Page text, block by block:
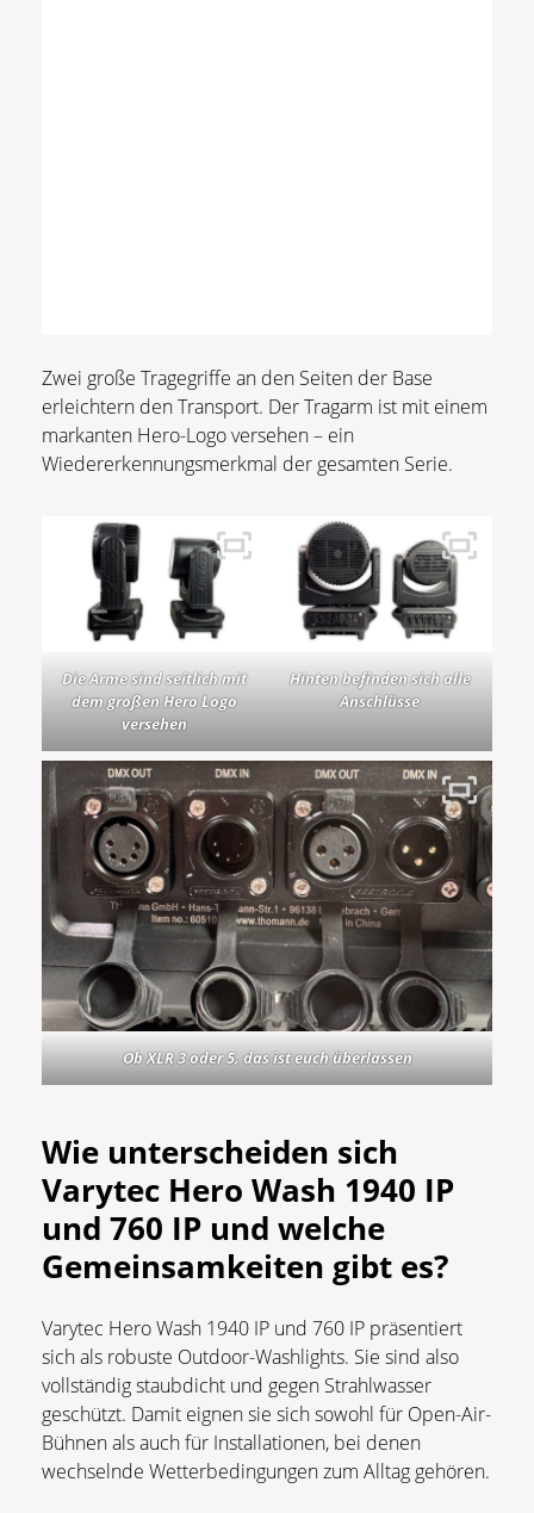
Zwei große Tragegriffe an den Seiten der Base
erleichtern den Transport. Der Tragarm ist mit einem
markanten Hero-Logo versehen – ein
Wiedererkennungsmerkmal der gesamten Serie.
Die Arme sind seitlich mit
dem großen Hero Logo
versehen
Hinten befinden sich alle
Anschlüsse
Ob XLR 3 oder 5, das ist euch überlassen
Wie unterscheiden sich
Varytec Hero Wash 1940 IP
und 760 IP und welche
Gemeinsamkeiten gibt es?
Varytec Hero Wash 1940 IP und 760 IP präsentiert
sich als robuste Outdoor-Washlights. Sie sind also
vollständig staubdicht und gegen Strahlwasser
geschützt. Damit eignen sie sich sowohl für Open-Air-
Bühnen als auch für Installationen, bei denen
wechselnde Wetterbedingungen zum Alltag gehören.